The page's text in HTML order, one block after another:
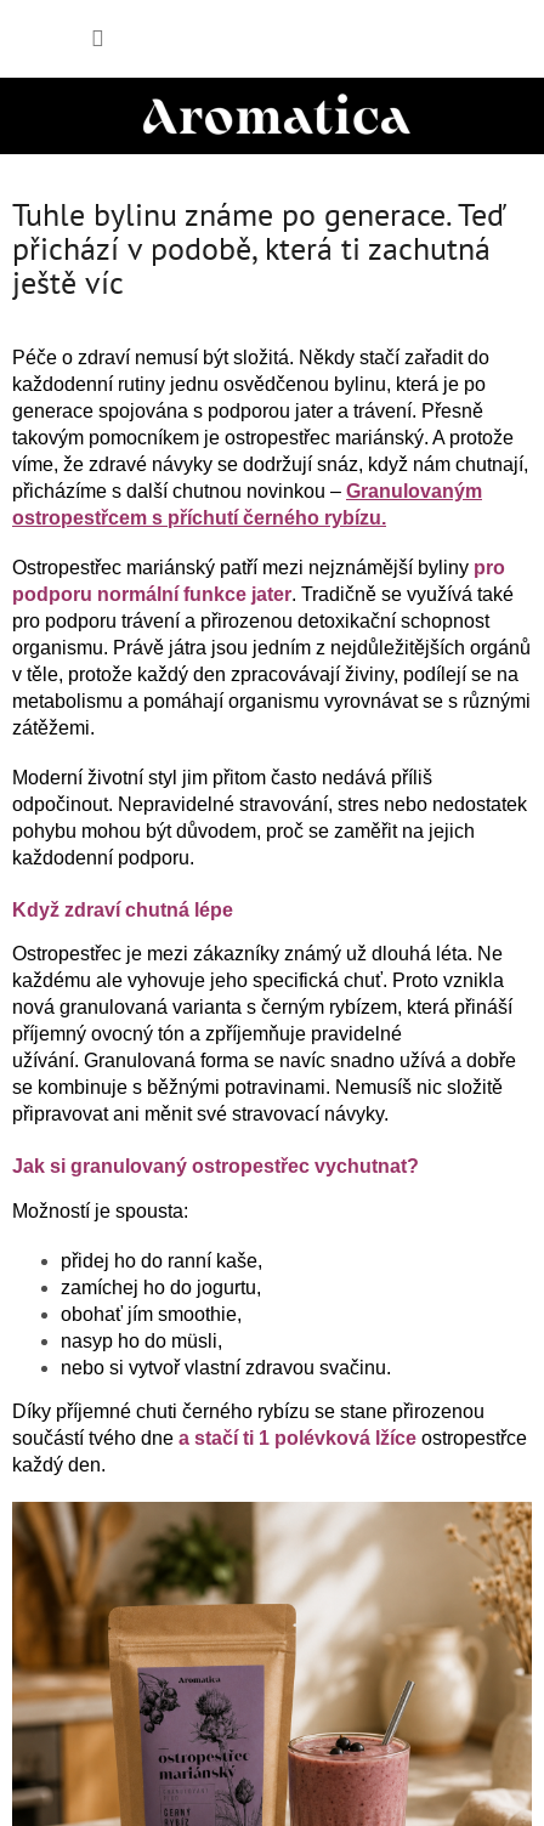
Tuhle bylinu známe po generace. Teď
přichází v podobě, která ti zachutná
ještě víc
Péče o zdraví nemusí být složitá. Někdy stačí zařadit do
každodenní rutiny jednu osvědčenou bylinu, která je po
generace spojována s podporou jater a trávení. Přesně
takovým pomocníkem je ostropestřec mariánský. A protože
víme, že zdravé návyky se dodržují snáz, když nám chutnají,
přicházíme s další chutnou novinkou – Granulovaným
ostropestřcem s příchutí černého rybízu.
Ostropestřec mariánský patří mezi nejznámější byliny pro
podporu normální funkce jater. Tradičně se využívá také
pro podporu trávení a přirozenou detoxikační schopnost
organismu. Právě játra jsou jedním z nejdůležitějších orgánů
v těle, protože každý den zpracovávají živiny, podílejí se na
metabolismu a pomáhají organismu vyrovnávat se s různými
zátěžemi.
Moderní životní styl jim přitom často nedává příliš
odpočinout. Nepravidelné stravování, stres nebo nedostatek
pohybu mohou být důvodem, proč se zaměřit na jejich
každodenní podporu.
Když zdraví chutná lépe
Ostropestřec je mezi zákazníky známý už dlouhá léta. Ne
každému ale vyhovuje jeho specifická chuť. Proto vznikla
nová granulovaná varianta s černým rybízem, která přináší
příjemný ovocný tón a zpříjemňuje pravidelné
užívání. Granulovaná forma se navíc snadno užívá a dobře
se kombinuje s běžnými potravinami. Nemusíš nic složitě
připravovat ani měnit své stravovací návyky.
Jak si granulovaný ostropestřec vychutnat?
Možností je spousta:
přidej ho do ranní kaše,
zamíchej ho do jogurtu,
obohať jím smoothie,
nasyp ho do müsli,
nebo si vytvoř vlastní zdravou svačinu.
Díky příjemné chuti černého rybízu se stane přirozenou
součástí tvého dne a stačí ti 1 polévková lžíce ostropestřce
každý den.